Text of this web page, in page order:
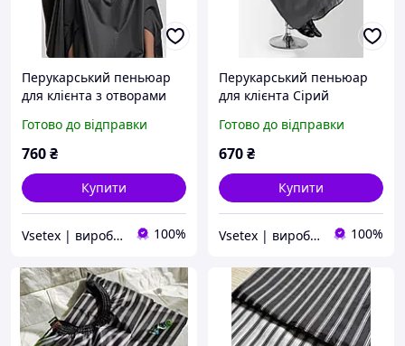
Перукарський пеньюар
для клієнта з отворами
Готово до відправки
760₴
Купити
Vsetex | виробник корпоративного одягу 100%
Перукарський пеньюар
для клієнта Сірий
Готово до відправки
670₴
Купити
Vsetex | виробник корпоративного одягу 100%